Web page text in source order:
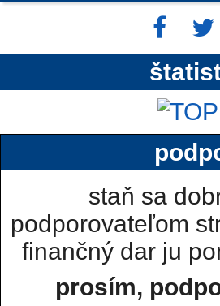
staň sa
podporovateľom
finančný dar ju
prosím,